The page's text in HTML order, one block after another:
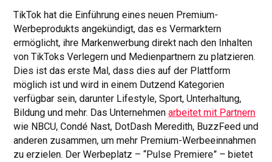
TikTok hat die Einführung eines neuen Premium-
Werbeprodukts angekündigt, das es Vermarktern
ermöglicht, ihre Markenwerbung direkt nach den Inhalten
von TikToks Verlegern und Medienpartnern zu platzieren.
Dies ist das erste Mal, dass dies auf der Plattform
möglich ist und wird in einem Dutzend Kategorien
verfügbar sein, darunter Lifestyle, Sport, Unterhaltung,
Bildung und mehr. Das Unternehmenarbeitet mit Partnern
wie NBCU, Condé Nast, DotDash Meredith, BuzzFeed und
anderen zusammen, um mehr Premium-Werbeeinnahmen
zu erzielen. Der Werbeplatz – “Pulse Premiere” – bietet